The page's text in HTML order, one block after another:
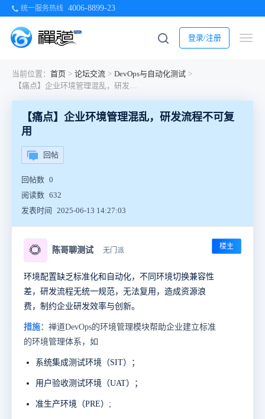
统一服务热线 4006-8899-23
登录/注册
当前位置： 首页 > 论坛交流 > DevOps与自动化测试 >
【痛点】企业环境管理混乱，研发流程不可复用
【痛点】企业环境管理混乱，研发流程不可复
用
回帖
回帖数 0
阅读数 632
发表时间
2025-06-13 14:27:03
🌻 陈哥聊测试 无门派 楼主
环境配置缺乏标准化和自动化，不同环境切换兼容性
差，研发流程无统一规范，无法复用，造成资源浪
费，制约企业研发效率与创新。
措施： 禅道DevOps的环境管理模块帮助企业建立标准
的环境管理体系，如
系统集成测试环境（SIT）；
用户验收测试环境（UAT）；
准生产环境（PRE）;